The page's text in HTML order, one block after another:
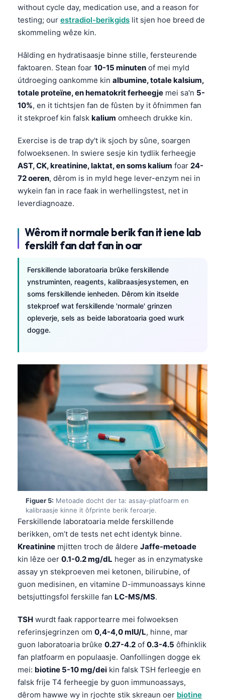
without cycle day, medication use, and a reason for
testing; our estradiol-berikgids lit sjen hoe breed de
skommeling wêze kin.
Hâlding en hydratisaasje binne stille, fersteurende
faktoaren. Stean foar 10-15 minuten of mei myld
útdroeging oankomme kin albumine, totale kalsium,
totale proteïne, en hematokrit ferheegje mei sa'n 5-
10%, en it tichtsjen fan de fûsten by it ôfnimmen fan
it stekproef kin falsk kalium omheech drukke kin.
Exercise is de trap dy't ik sjoch by sûne, soargen
folwoeksenen. In swiere sesje kin tydlik ferheegje
AST, CK, kreatinine, laktat, en soms kalium foar 24-
72 oeren, dêrom is in myld hege lever-enzym nei in
wykein fan in race faak in werhellingstest, net in
leverdiagnoaze.
Wêrom it normale berik fan it iene lab
ferskilt fan dat fan in oar
Ferskillende laboratoaria brûke ferskillende
ynstruminten, reagents, kalibraasjesystemen, en
soms ferskillende ienheden. Dêrom kin itselde
stekproef wat ferskillende 'normale' grinzen
opleverje, sels as beide laboratoaria goed wurk
dogge.
Figuer 5: Metoade docht der ta: assay-platfoarm en
kalibraasje kinne it ôfprinte berik feroarje.
Ferskillende laboratoaria melde ferskillende
berikken, om’t de tests net echt identyk binne.
Kreatinine mjitten troch de âldere Jaffe-metoade
kin lêze oer 0.1-0.2 mg/dL heger as in enzymatyske
assay yn stekproeven mei ketonen, bilirubine, of
guon medisinen, en vitamine D-immunoassays kinne
betsjuttingsfol ferskille fan LC-MS/MS.
TSH wurdt faak rapportearre mei folwoeksen
referinsjegrinzen om 0,4-4,0 mIU/L, hinne, mar
guon laboratoaria brûke 0.27-4.2 of 0.3-4.5 ôfhinklik
fan platfoarm en populaasje. Oanfollingen dogge ek
mei: biotine 5-10 mg/dei kin falsk TSH ferleegje en
falsk frije T4 ferheegje by guon immunoassays,
dêrom hawwe wy in rjochte stik skreaun oer biotine